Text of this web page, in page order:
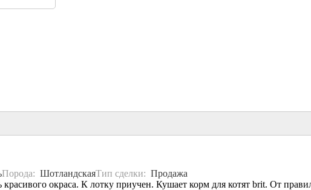
Порода: ШотландскаяТип сделки: Продажа
окраса. К лотку приучен. Кушает корм для котят brit. От